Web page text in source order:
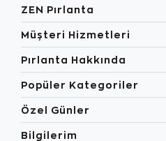
ZEN Pırlanta
Müşteri Hizmetleri
Pırlanta Hakkında
Popüler Kategoriler
Özel Günler
Bilgilerim